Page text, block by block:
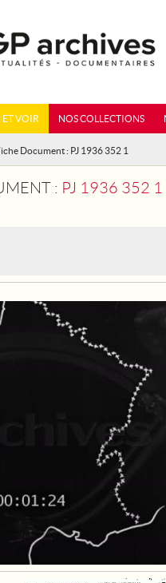
ET VOIR NOS COLLECTIONS
Document : PJ 1936 352 1
: PJ 1936 352 1